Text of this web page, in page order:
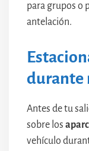
para grupos o
antelación.
durante
Antes de tu
sobre los
vehículo